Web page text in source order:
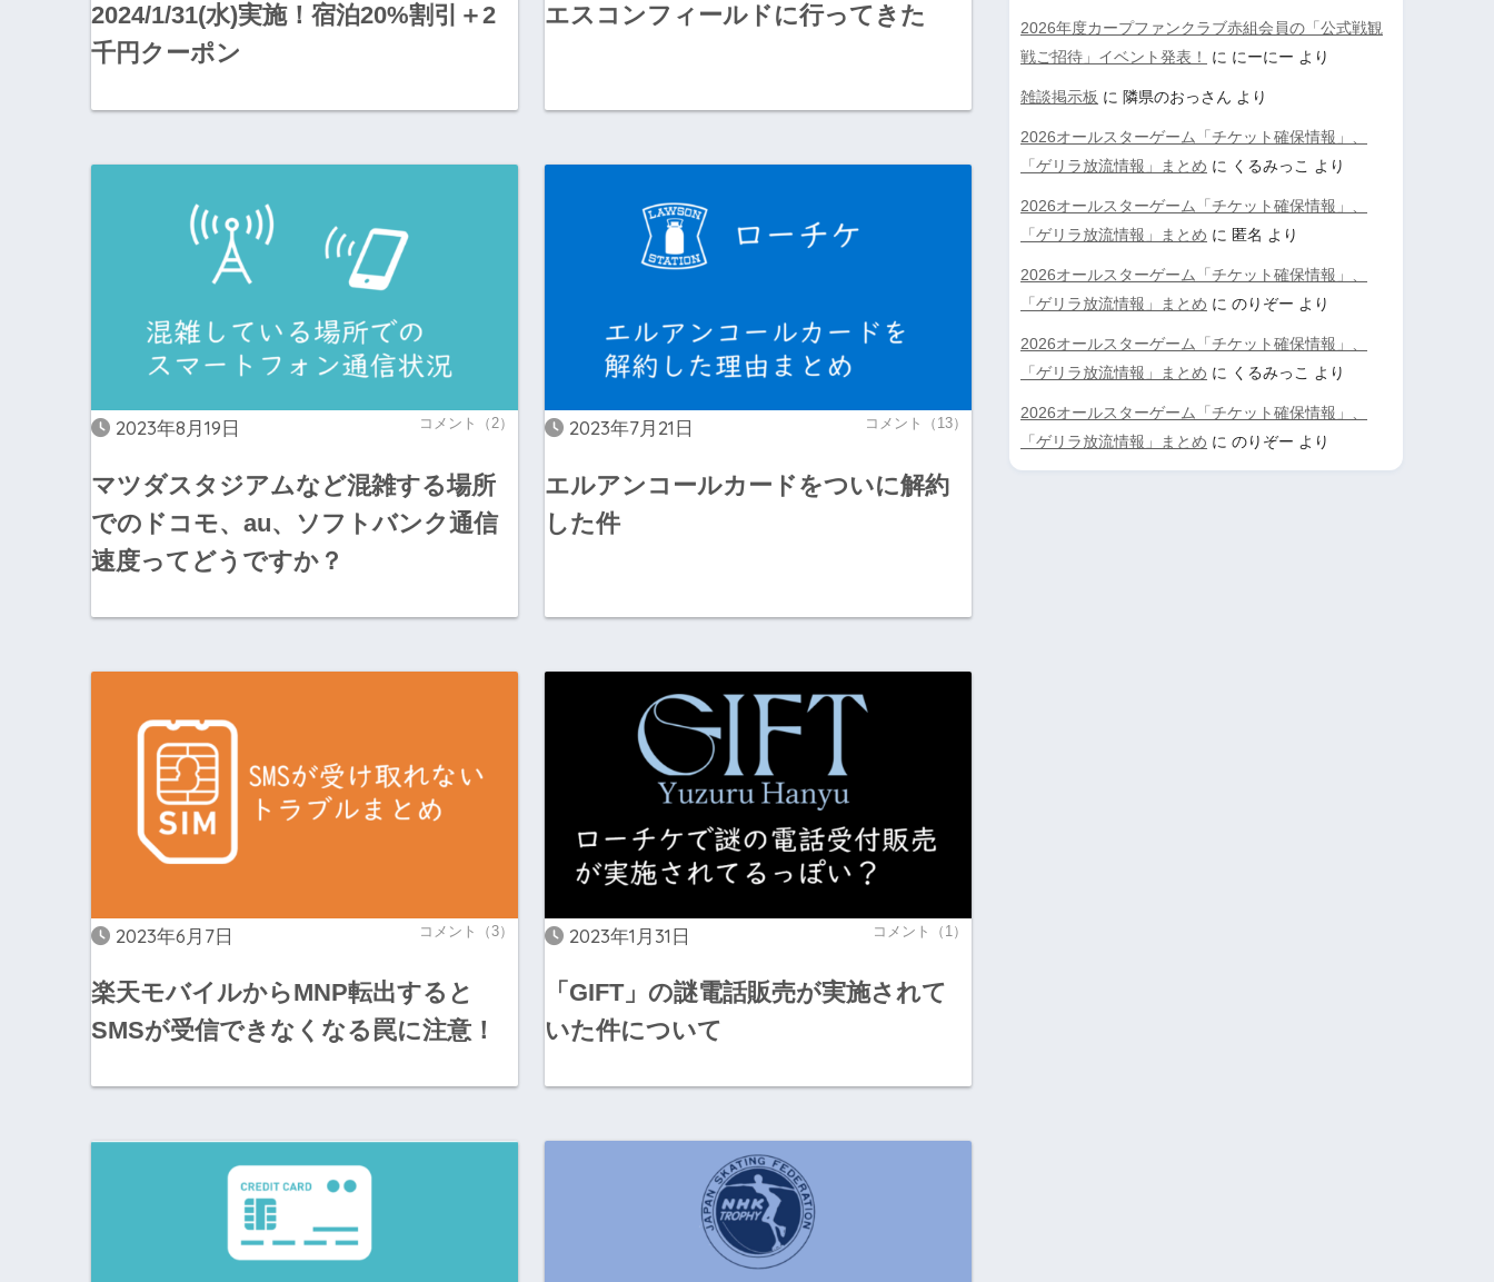
2024/1/31(水)実施！宿泊20%割引＋2
千円クーポン
エスコンフィールドに行ってきた
2023年8月19日 コメント（2）
マツダスタジアムなど混雑する場所
でのドコモ、au、ソフトバンク通信
速度ってどうですか？
2023年7月21日 コメント（13）
エルアンコールカードをついに解約
した件
2023年6月7日 コメント（3）
楽天モバイルからMNP転出すると
SMSが受信できなくなる罠に注意！
2023年1月31日 コメント（1）
「GIFT」の謎電話販売が実施されて
いた件について
2026年度カープファンクラブ赤組会員の「公式戦観
戦ご招待」イベント発表！
に にーにー より
雑談掲示板 に 隣県のおっさん より
2026オールスターゲーム「チケット確保情報」、
「ゲリラ放流情報」まとめ に くるみっこ より
2026オールスターゲーム「チケット確保情報」、
「ゲリラ放流情報」まとめ に 匿名 より
2026オールスターゲーム「チケット確保情報」、
「ゲリラ放流情報」まとめ に のりぞー より
2026オールスターゲーム「チケット確保情報」、
「ゲリラ放流情報」まとめ に くるみっこ より
2026オールスターゲーム「チケット確保情報」、
「ゲリラ放流情報」まとめ に のりぞー より